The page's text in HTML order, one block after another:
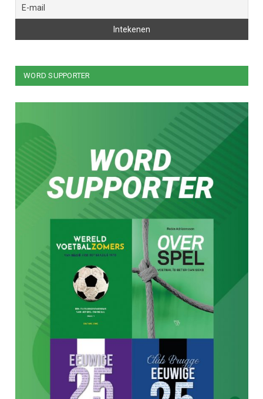
WORD SUPPORTER